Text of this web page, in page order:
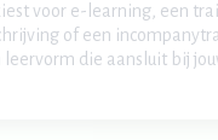
voor e-learning, een
of een
leervorm die aansluit bij